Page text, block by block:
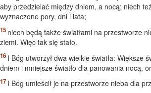
aby przedzielać między dniem, a nocą; niech
wyznaczone pory, dni i lata;
niech będą także światłami na przestworze
ziemi. Więc tak się stało.
I Bóg utworzył dwa wielkie światła: Większe
dniem i mniejsze światło dla panowania nocą,
I Bóg umieścił je na przestworze nieba dla